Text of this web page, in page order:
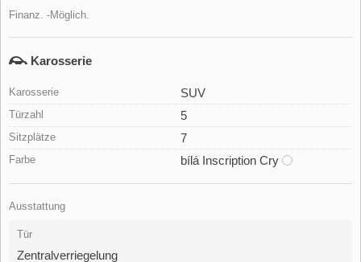
Finanz. -Möglich.
Karosserie
Karosserie SUV
Türzahl 5
Sitzplätze 7
Farbe bílá Inscription Cry
Ausstattung
Tür
Zentralverriegelung